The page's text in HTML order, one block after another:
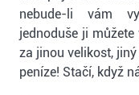
nebude-li vám
jednoduše ji
za jinou velikost,
peníze! Stačí, když